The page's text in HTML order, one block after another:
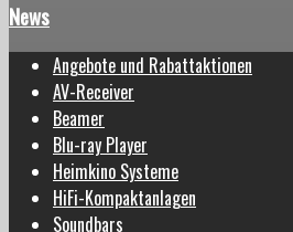
News
Angebote und Rabattaktionen
AV-Receiver
Beamer
Blu-ray Player
Heimkino Systeme
HiFi-Kompaktanlagen
Soundbars